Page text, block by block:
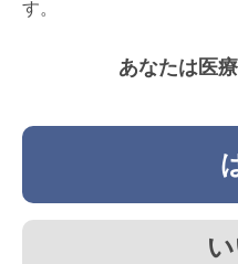
す。
あなたは医